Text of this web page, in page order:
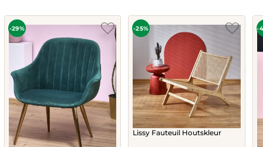
-29% -25%
Lissy Fauteuil Houtskleur
-